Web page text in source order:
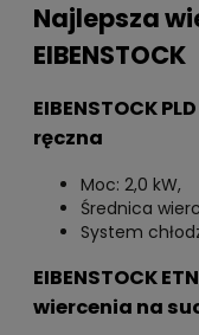
Najlepsza
EIBENSTOCK
EIBENSTOCK
ręczna
Moc: 2,0 kW,
Średnica
System
EIBENSTOCK
wiercenia na